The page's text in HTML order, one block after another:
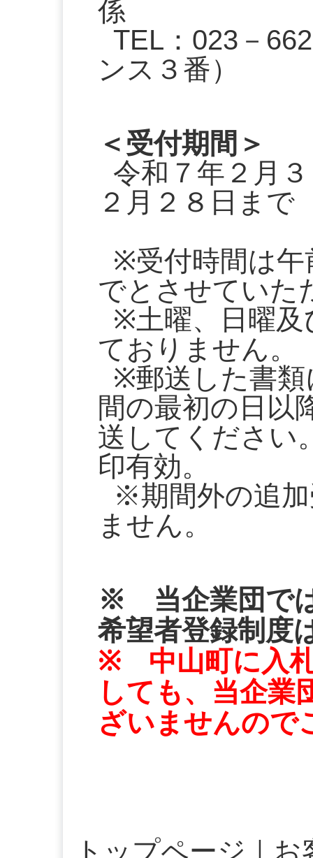
係
TEL：023－
ンス３番）
＜受付期間＞
令和７年２月
２月２８日まで
※受付時間は午
でとさせていた
※土曜、日曜及
ておりません。
※郵送した書類
間の最初の日以
送してください
印有効。
※期間外の追
ません。
※ 当企業団で
希望者登録制度
※ 中山町に入札
しても、当企業
ざいませんので
トップページ
お